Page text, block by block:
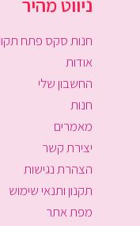
חנות סקס פתח
אודות
החשבון שלי
חנות
מאמרים
יצירת קשר
הצהרת נגישות
תקנון ותנאי שימוש
מפת אתר